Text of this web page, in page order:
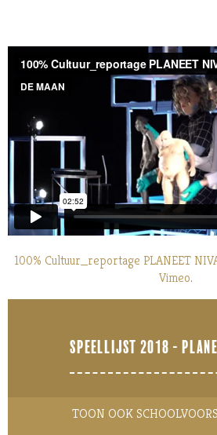
100% Cultuur_reportage PLANEET
Vimeo.
SPEELLIJST 2018 -
TOON OOK